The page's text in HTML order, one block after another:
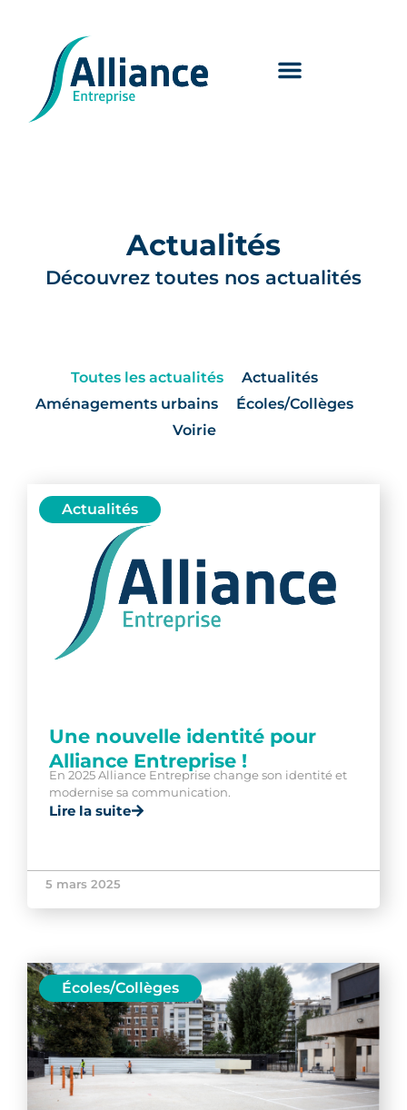
Actualités
Découvrez toutes nos actualités
Actualités
Aménagements urbains
Écoles/Collèges
Voirie
Toutes les actualités
Actualités
Une nouvelle identité pour
Alliance Entreprise !
En 2025 Alliance Entreprise change son identité et
modernise sa communication.
Lire la suite
5 mars 2025
Écoles/Collèges